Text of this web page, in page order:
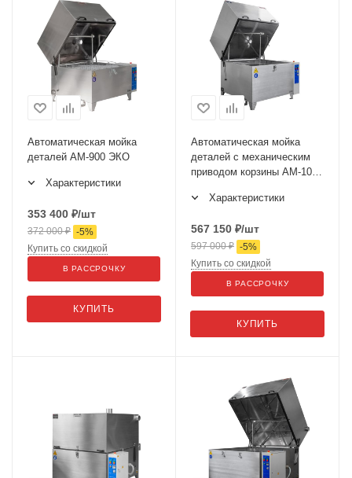
Автоматическая мойка
деталей АМ-900 ЭКО
Характеристики
353 400 ₽/шт
372 000₽ -5%
КУПИТЬ
Купить со скидкой
В РАССРОЧКУ
Автоматическая мойка
деталей с механическим
приводом корзины АМ-1000
Характеристики
567 150 ₽/шт
597 000₽ -5%
КУПИТЬ
Купить со скидкой
В РАССРОЧКУ